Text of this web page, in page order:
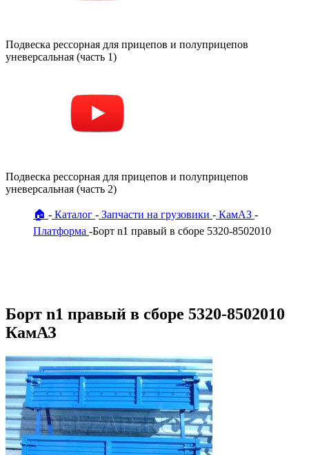
Подвеска рессорная для прицепов и полуприцепов
уневерсальная (часть 1)
Подвеска рессорная для прицепов и полуприцепов
уневерсальная (часть 2)
🏠 Каталог Запчасти на грузовики
КамАЗ
Платформа Борт n1 правый в сборе 5320-8502010
Борт n1 правый в сборе 5320-8502010
КамАЗ